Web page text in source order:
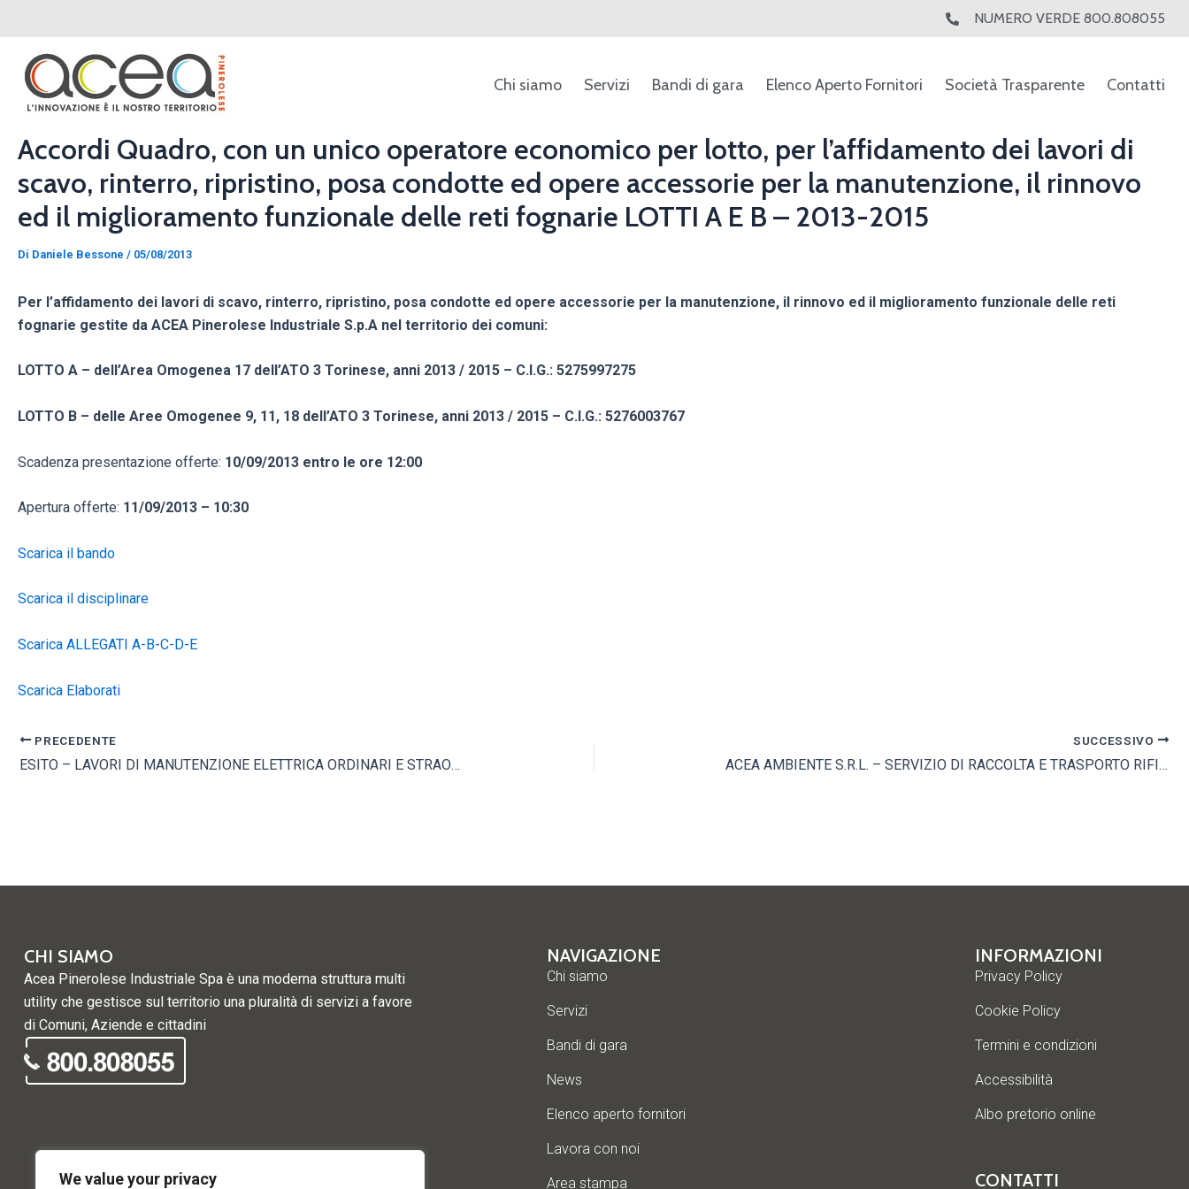
We value your privacy
al
contenuto
NUMERO VERDE 800.808055
Chi siamo Servizi Bandi di gara Elenco Aperto Fornitori Società Trasparente Contatti
Accordi Quadro, con un unico operatore economico per lotto, per l’affidamento dei lavori di
scavo, rinterro, ripristino, posa condotte ed opere accessorie per la manutenzione, il rinnovo
ed il miglioramento funzionale delle reti fognarie LOTTI A E B – 2013-2015
Di Daniele Bessone / 05/08/2013
Per l’affidamento dei lavori di scavo, rinterro, ripristino, posa condotte ed opere accessorie per la manutenzione, il rinnovo ed il miglioramento funzionale delle reti
fognarie gestite da ACEA Pinerolese Industriale S.p.A nel territorio dei comuni:
LOTTO A – dell’Area Omogenea 17 dell’ATO 3 Torinese, anni 2013 / 2015 – C.I.G.: 5275997275
LOTTO B – delle Aree Omogenee 9, 11, 18 dell’ATO 3 Torinese, anni 2013 / 2015 – C.I.G.: 5276003767
Scadenza presentazione offerte: 10/09/2013 entro le ore 12:00
Apertura offerte: 11/09/2013 – 10:30
Scarica il bando
Scarica il disciplinare
Scarica ALLEGATI A-B-C-D-E
Scarica Elaborati
articoli
PRECEDENTE
ESITO – LAVORI DI MANUTENZIONE ELETTRICA ORDINARI E STRAORDINARI DELLA LINEA UMIDO E DELLA LINEA SECCO PRESSO L’IMPIANTO DI VALORIZZAZIONE DEI RIFIUTI DI ACEA PINEROLESE INDUSTRIALE S.P.A. – ANNO 2013 CIG: 5009699664
SUCCESSIVO
ACEA AMBIENTE S.R.L. – SERVIZIO DI RACCOLTA E TRASPORTO RIFIUTI INGOMBRANTI E LIGNEI 2013-2015
CHI SIAMO
Acea Pinerolese Industriale Spa è una moderna struttura multi
utility che gestisce sul territorio una pluralità di servizi a favore
di Comuni, Aziende e cittadini
NAVIGAZIONE
Chi siamo
Servizi
Bandi di gara
News
Elenco aperto fornitori
Lavora con noi
Area stampa
INFORMAZIONI
Privacy Policy
Cookie Policy
Termini e condizioni
Accessibilità
Albo pretorio online
CONTATTI